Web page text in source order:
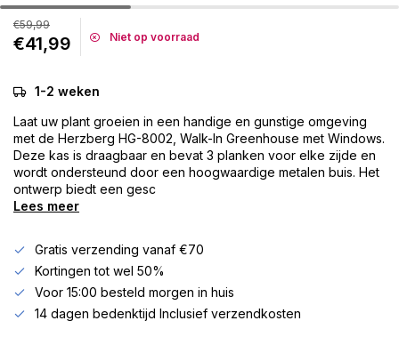
€59,99
€41,99 Niet op voorraad
1-2 weken
Laat uw plant groeien in een handige en gunstige omgeving
met de Herzberg HG-8002, Walk-In Greenhouse met Windows.
Deze kas is draagbaar en bevat 3 planken voor elke zijde en
wordt ondersteund door een hoogwaardige metalen buis. Het
ontwerp biedt een gesc
Lees meer
Gratis verzending vanaf €70
Kortingen tot wel 50%
Voor 15:00 besteld morgen in huis
14 dagen bedenktijd Inclusief verzendkosten